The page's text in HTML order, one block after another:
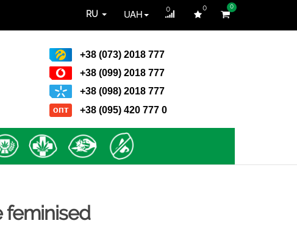
0
RU UAH 0 0
+38 (073) 2018 777
+38 (099) 2018 777
+38 (098) 2018 777
+38 (095) 420 777 0
feminised